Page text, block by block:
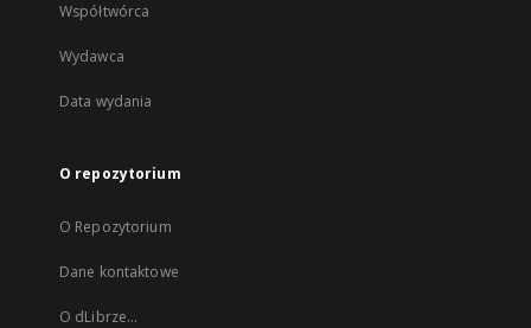
Współtwórca
Wydawca
Data wydania
O repozytorium
O Repozytorium
Dane kontaktowe
O dLibrze...